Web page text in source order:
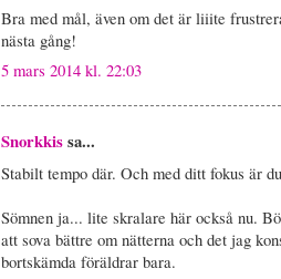
Bra med mål, även om det är liiite
nästa gång!
5 mars 2014 kl. 22:03
Snorkkissa...
Stabilt tempo där. Och med ditt fokus är
Sömnen ja... lite skralare här också nu.
att sova bättre om nätterna och det jag
bortskämda föräldrar bara.